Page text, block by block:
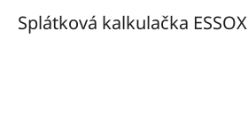
Splátková kalkulačka ESSOX